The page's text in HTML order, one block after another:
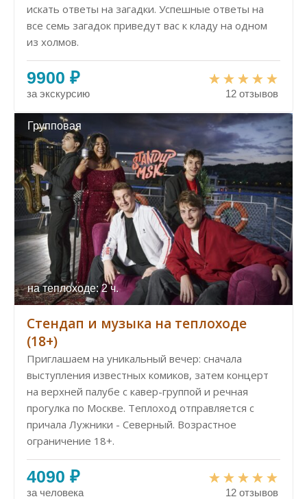
искать ответы на загадки. Успешные ответы на
все семь загадок приведут вас к кладу на одном
из холмов.
9900 ₽
за экскурсию 12 отзывов
Групповая
на теплоходе: 2 ч.
Стендап и музыка на теплоходе
(18+)
Приглашаем на уникальный вечер: сначала
выступления известных комиков, затем концерт
на верхней палубе с кавер-группой и речная
прогулка по Москве. Теплоход отправляется с
причала Лужники - Северный. Возрастное
ограничение 18+.
4090 ₽
за человека 12 отзывов